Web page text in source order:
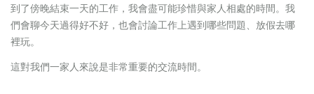
到了傍晚結束一天的工作，我會盡可能珍惜與家人相處的時間。我
們會聊今天過得好不好，也會討論工作上遇到哪些問題、放假去哪
裡玩。
這對我們一家人來說是非常重要的交流時間。